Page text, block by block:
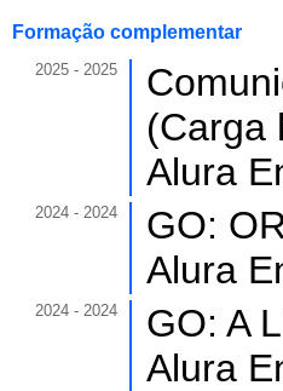
Formação complementar
2025 - 2025
(Carga
Alura
2024 - 2024
GO:
Alura
2024 - 2024
GO: A
Alura